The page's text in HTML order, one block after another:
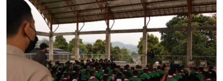
Dzikir,
Fikir,
Ikhtiar